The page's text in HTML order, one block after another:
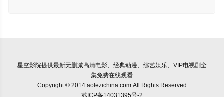
星空影院提供最新无删减高清电影、经典动漫、综艺娱乐、VIP电视剧全
集免费在线观看
Copyright © 2014 aolezichina.com All Rights Reserved
苏ICP备14031395号-2